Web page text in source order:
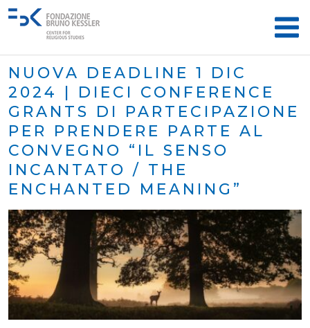
NUOVA DEADLINE 1 DIC
2024 | DIECI CONFERENCE
GRANTS DI PARTECIPAZIONE
PER PRENDERE PARTE AL
CONVEGNO “IL SENSO
INCANTATO / THE
ENCHANTED MEANING”